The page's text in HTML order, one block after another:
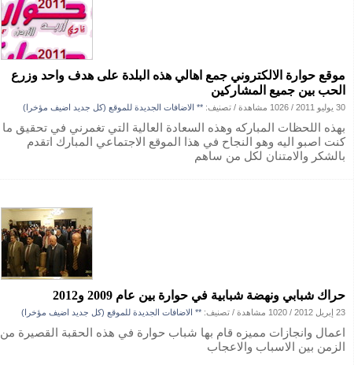
موقع حوارة الالكتروني جمع اهالي هذه البلدة على هدف واحد وزرع
الحب بين جميع المشاركين
30 يوليو 2011 / 1026 مشاهدة / تصنيف: ** الاضافات الجديدة للموقع (كل جديد اضيف مؤخرا)
بهذه اللحظات المباركه وهذه السعادة العالية التي تغمرني في تحقيق ما
كنت اصبو اليه وهو النجاح في هذا الموقع الاجتماعي المبارك اتقدم
بالشكر والامتنان لكل من ساهم
حراك شبابي ونهضة شبابية في حوارة بين عام 2009 و2012
23 إبريل 2012 / 1020 مشاهدة / تصنيف: ** الاضافات الجديدة للموقع (كل جديد اضيف مؤخرا)
اعمال وانجازات مميزه قام بها شباب حوارة في هذه الحقبة القصيرة من
الزمن بين الاسباب والاعجاب